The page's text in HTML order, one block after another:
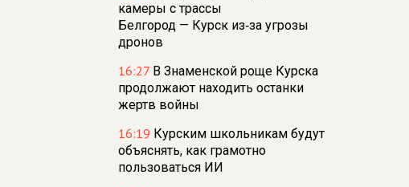
камеры с трассы
Белгород — Курск из‑за угрозы
дронов
16:27 В Знаменской роще Курска
продолжают находить останки
жертв войны
16:19 Курским школьникам будут
объяснять, как грамотно
пользоваться ИИ